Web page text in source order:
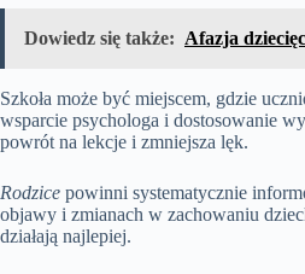
Dowiedz się także: Afazja
Szkoła może być miejscem, gdzie
wsparcie psychologa i dostosowanie
powrót na lekcje i zmniejsza lęk.
Rodzice powinni systematycznie
objawy i zmianach w zachowaniu
działają najlepiej.